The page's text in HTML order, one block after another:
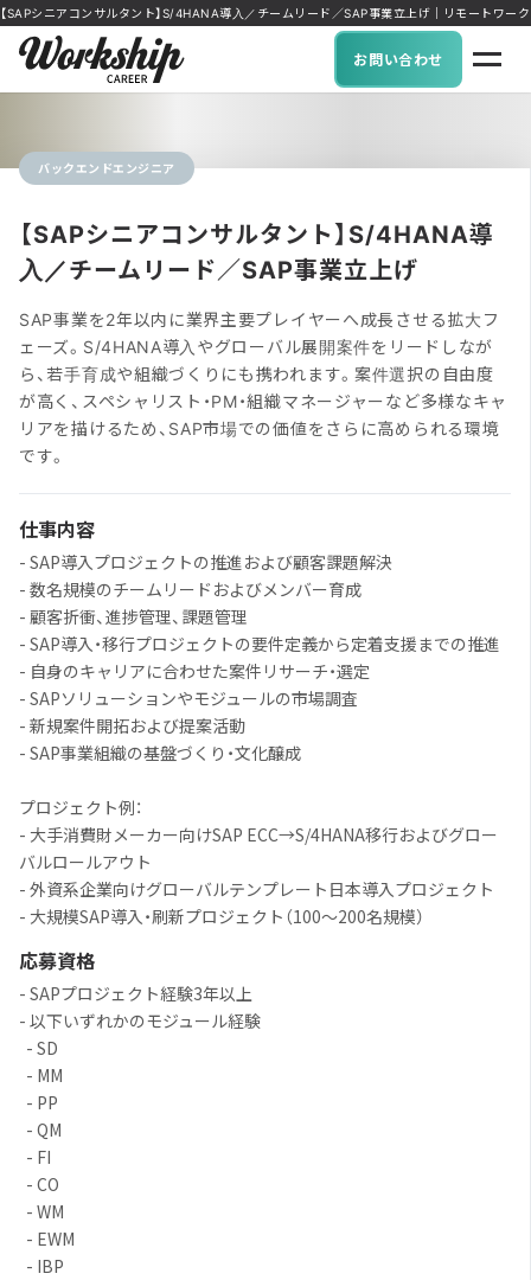
【SAPシニアコンサルタント】S/4HANA導入／チームリード／SAP事業立上げ｜リモートワー
お問い合わせ
バックエンドエンジニア
【SAPシニアコンサルタント】S/4HANA導
入／チームリード／SAP事業立上げ
SAP事業を2年以内に業界主要プレイヤーへ成長させる拡大フ
ェーズ。S/4HANA導入やグローバル展開案件をリードしなが
ら、若手育成や組織づくりにも携われます。案件選択の自由度
が高く、スペシャリスト・PM・組織マネージャーなど多様なキャ
リアを描けるため、SAP市場での価値をさらに高められる環境
です。
仕事内容
- SAP導入プロジェクトの推進および顧客課題解決
- 数名規模のチームリードおよびメンバー育成
- 顧客折衝、進捗管理、課題管理
- SAP導入・移行プロジェクトの要件定義から定着支援までの推進
- 自身のキャリアに合わせた案件リサーチ・選定
- SAPソリューションやモジュールの市場調査
- 新規案件開拓および提案活動
- SAP事業組織の基盤づくり・文化醸成
プロジェクト例：
- 大手消費財メーカー向けSAP ECC→S/4HANA移行およびグロー
バルロールアウト
- 外資系企業向けグローバルテンプレート日本導入プロジェクト
- 大規模SAP導入・刷新プロジェクト（100～200名規模）
応募資格
- SAPプロジェクト経験3年以上
- 以下いずれかのモジュール経験
- SD
- MM
- PP
- QM
- FI
- CO
- WM
- EWM
- IBP